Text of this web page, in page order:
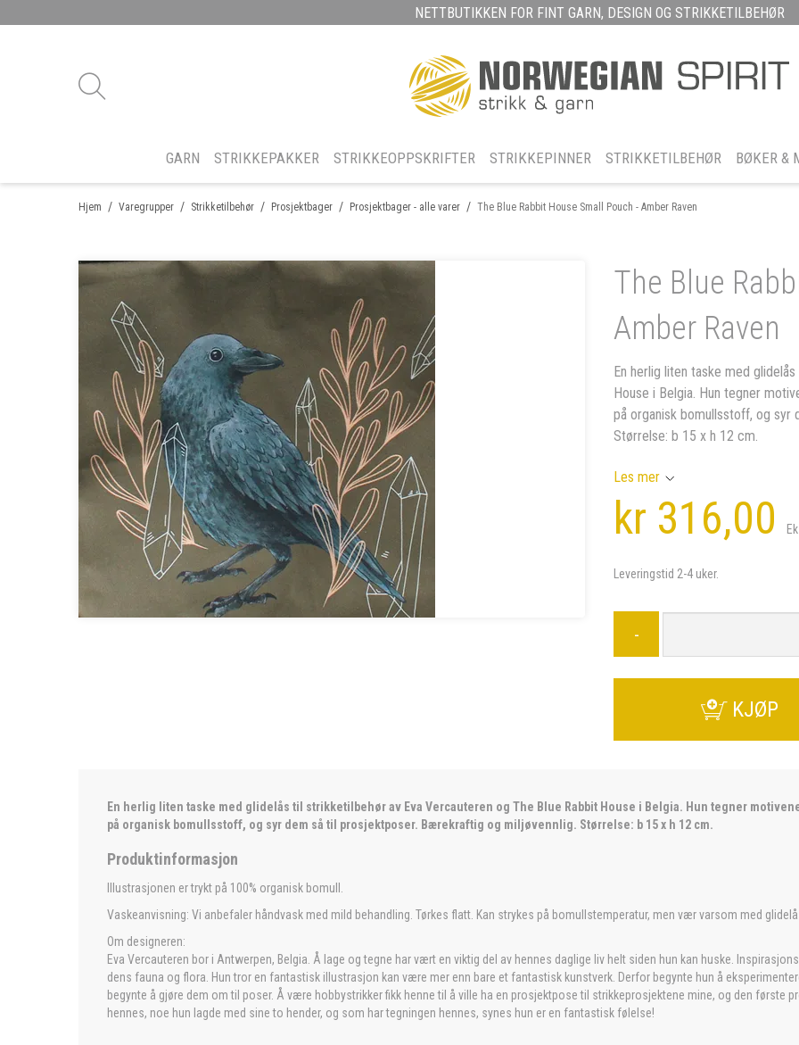
NETTBUTIKKEN FOR FINT GARN, DESIGN OG STRIKKETILBEHØR
GARN STRIKKEPAKKER STRIKKEOPPSKRIFTER STRIKKEPINNER STRIKKETILBEHØR BØKER &
/
Hjem /
Varegrupper /
Strikketilbehør /
Prosjektbager /
Prosjektbager - alle varer The Blue Rabbit House Small Pouch - Amber Raven
The Blue
Amber Raven
En herlig liten taske med
House i Belgia. Hun tegner
på organisk bomullsstoff, og
Størrelse: b 15 x h 12 cm.
Les mer
kr 316,00
Leveringstid 2-4 uker.
-
KJØP
En herlig liten taske med glidelås til strikketilbehør av Eva Vercauteren og The Blue Rabbit House i Belgia. Hun tegner
på organisk bomullsstoff, og syr dem så til prosjektposer. Bærekraftig og miljøvennlig. Størrelse: b 15 x h 12 cm.
Produktinformasjon
Illustrasjonen er trykt på 100% organisk bomull.
Vaskeanvisning: Vi anbefaler håndvask med mild behandling. Tørkes flatt. Kan strykes på bomullstemperatur, men vær varsom med
Om designeren:
Eva Vercauteren bor i Antwerpen, Belgia. Å lage og tegne har vært en viktig del av hennes daglige liv helt siden hun kan huske.
dens fauna og flora. Hun tror en fantastisk illustrasjon kan være mer enn bare et fantastisk kunstverk. Derfor begynte hun å
begynte å gjøre dem om til poser. Å være hobbystrikker fikk henne til å ville ha en prosjektpose til strikkeprosjektene mine, og den første
hennes, noe hun lagde med sine to hender, og som har tegningen hennes, synes hun er en fantastisk følelse!